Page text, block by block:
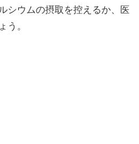
シウムの摂取を控えるか、医
う。